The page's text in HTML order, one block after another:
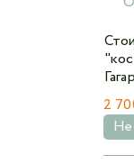
2
обработку